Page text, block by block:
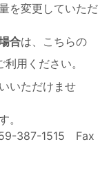
を変更していただ
合は、こちらの
利用ください。
いただけませ
。
387-1515 Fax